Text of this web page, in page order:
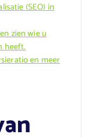
(SEO) in
zien wie u
heeft.
en meer